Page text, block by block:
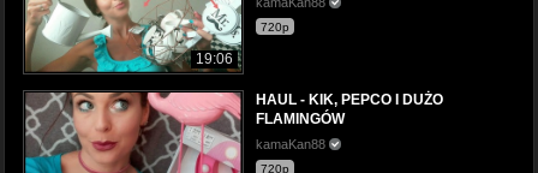
19:06
720p
HAUL - KIK, PEPCO I DUŻO
FLAMINGÓW
kamaKan88
720p